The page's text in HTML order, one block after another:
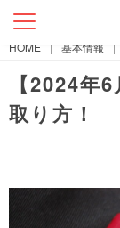
HOME | 基本情報 |
【2024年
取り方！